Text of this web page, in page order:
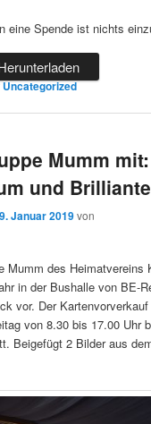
eine Spende ist nichts
Uncategorized
Mumm mit:
und
Januar 2019von
Mumm des Heimatvereins
in der Bushalle von BE-
vor. Der
von 8.30 bis 17.00 Uhr
Beigefügt 2 Bilder aus